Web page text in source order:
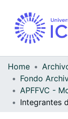
Home